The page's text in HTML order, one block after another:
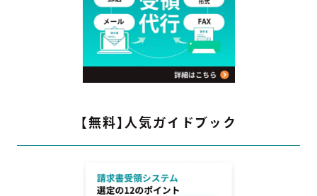
【無料】人気ガイドブック